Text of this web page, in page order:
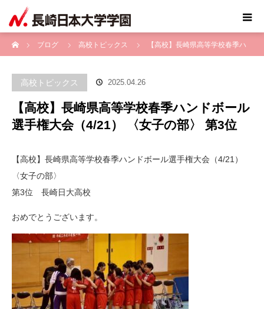
ブログ
高校トピックス 【高校】長崎県高等学校春季ハ
高校トピックス 2025.04.26
【高校】長崎県高等学校春季ハンドボール
選手権大会（4/21） 〈女子の部〉 第3位
【高校】長崎県高等学校春季ハンドボール選手権大会（4/21）
〈女子の部〉
第3位 長崎日大高校
おめでとうございます。